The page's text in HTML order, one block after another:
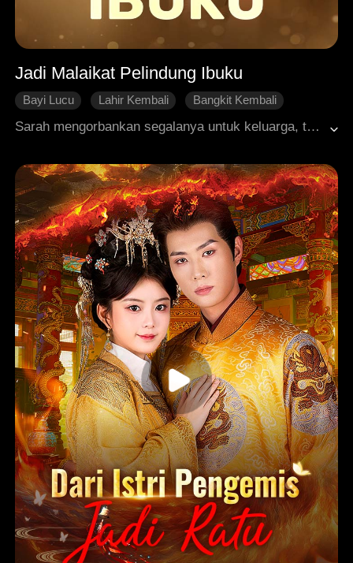
Jadi Malaikat Pelindung Ibuku
Bayi Lucu Lahir Kembali
Bangkit Kembali
Roman Modern
Sarah mengorbankan segalanya untuk keluarga, tapi dibalas dengan pengkhianatan. Setelah dia dan putri kecilnya Lindsey diusir, Sarah tewas karena kerja paksa. Demi biaya pemakaman ibunya, Lindsey menghadiri pesta pernikahan ayahnya, di sana dia dihina habis-habisan hingga nyawanya melayang bersama anjing kesayangannya. Namun, Lindsey kemudian secara ajaib terlahir kembali setahun ke masa lalu. Dengan memori masa depannya, dia membantu Sarah melihat kebenaran tepat waktu, mengubah nasib, dan meraih kebahagiaan bersama Terrence.